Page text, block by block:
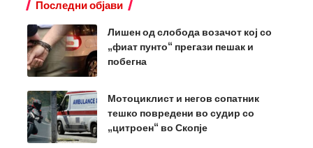
Последни објави
Лишен од слобода возачот кој со
„фиат пунто“ прегази пешак и
побегна
Мотоциклист и негов сопатник
тешко повредени во судир со
„цитроен“ во Скопје